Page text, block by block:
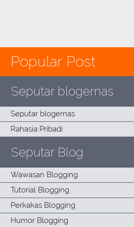
Popular Post
Seputar blogernas
Seputar Blog